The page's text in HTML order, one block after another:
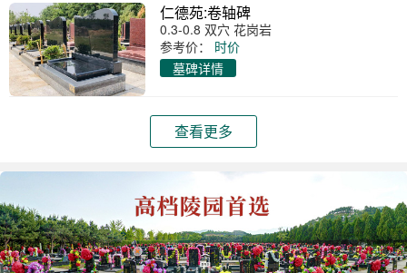
仁德苑:卷轴碑
0.3-0.8 双穴 花岗岩
参考价：
时价
墓碑详情
查看更多